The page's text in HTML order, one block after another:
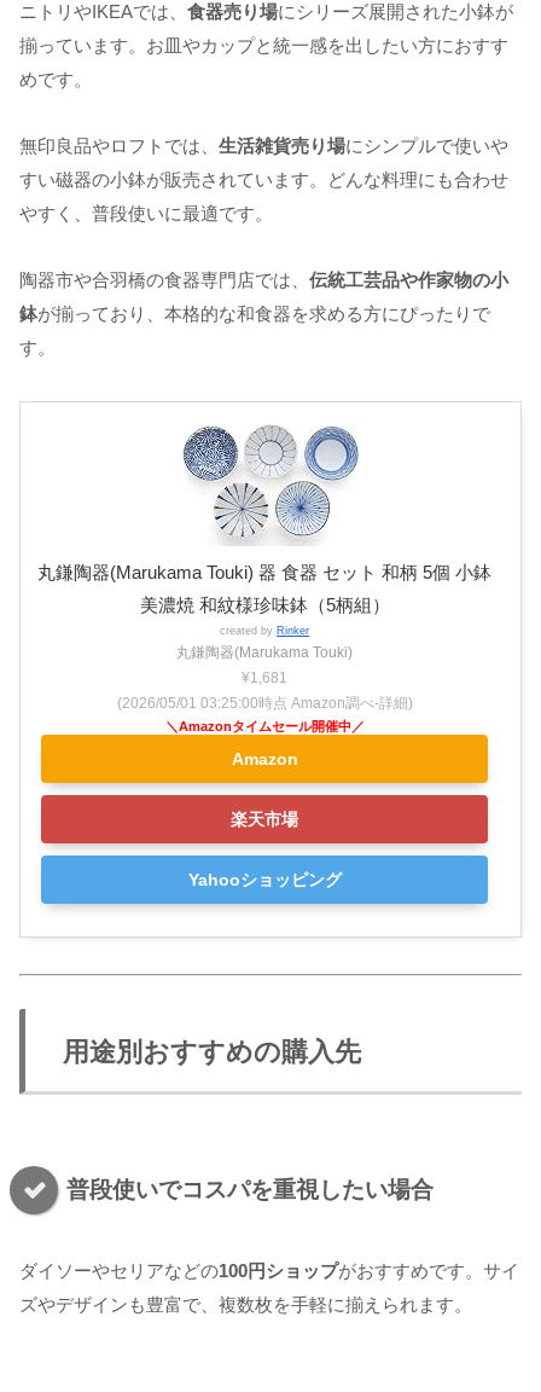
ニトリやIKEAでは、 食器売り場にシリーズ展開された小鉢が
揃っています。お皿やカップと統一感を出したい方におすす
めです。
無印良品やロフトでは、 生活雑貨売り場にシンプルで使いや
すい磁器の小鉢が販売されています。どんな料理にも合わせ
やすく、普段使いに最適です。
陶器市や合羽橋の食器専門店では、 伝統工芸品や作家物の小
鉢が揃っており、本格的な和食器を求める方にぴったりで
す。
丸鎌陶器(Marukama Touki) 器 食器 セット 和柄 5個 小鉢
美濃焼 和紋様珍味鉢（5柄組）
created by Rinker
丸鎌陶器(Marukama Touki)
¥1,681
(2026/05/01 03:25:00時点 Amazon調べ-詳細)
Amazon
楽天市場
Yahooショッピング
用途別おすすめの購入先
普段使いでコスパを重視したい場合
ダイソーやセリアなどの100円ショップがおすすめです。サイ
ズやデザインも豊富で、複数枚を手軽に揃えられます。